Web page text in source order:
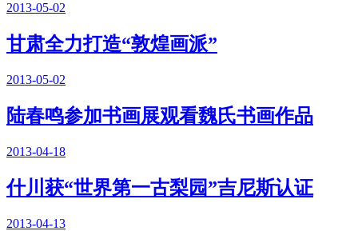
2013-05-02
甘肃全力打造“敦煌画派”
2013-05-02
陆春鸣参加书画展观看魏氏书画作品
2013-04-18
什川获“世界第一古梨园”吉尼斯认证
2013-04-13